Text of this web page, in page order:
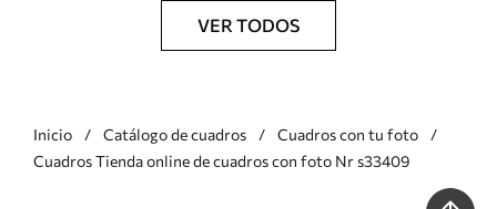
VER TODOS
Inicio Catálogo de cuadros
Cuadros con tu foto
Cuadros Tienda online de cuadros con foto Nr s33409